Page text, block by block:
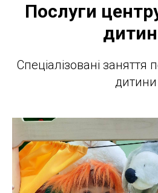
Послуги
Спеціалізовані заняття
дитини